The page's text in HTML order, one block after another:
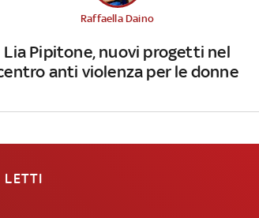
Lia Pipitone, nuovi progetti nel
anti violenza per le donne
Raffaella Daino